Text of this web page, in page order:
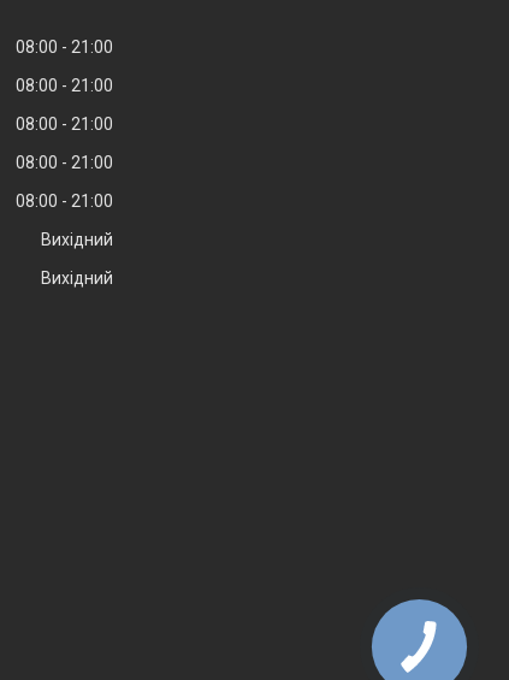
08:00
21:00
08:00
21:00
08:00
21:00
08:00
21:00
08:00
21:00
Вихідний
Вихідний